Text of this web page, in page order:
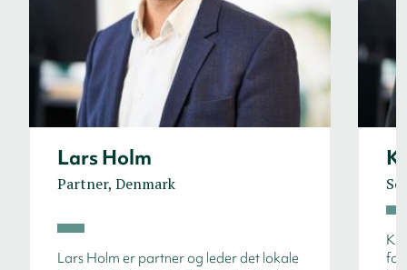
Lars Holm
Partner, Denmark
Lars Holm er partner og leder det lokale